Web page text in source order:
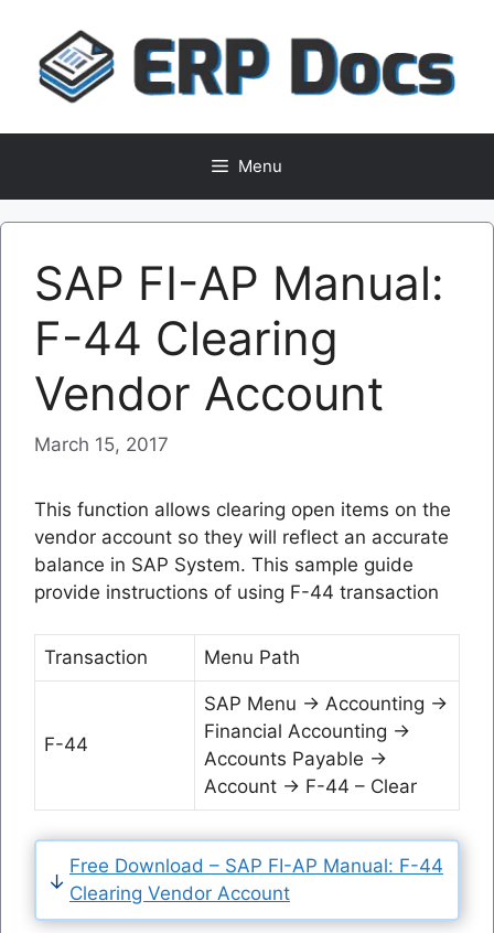
content
Menu
SAP FI-AP Manual:
F-44 Clearing
Vendor Account
March 15, 2017
This function allows clearing open items on the
vendor account so they will reflect an accurate
balance in SAP System. This sample guide
provide instructions of using F-44 transaction
Transaction Menu Path
F-44
SAP Menu → Accounting →
Financial Accounting →
Accounts Payable →
Account → F-44 – Clear
Free Download – SAP FI-AP Manual: F-44
Clearing Vendor Account